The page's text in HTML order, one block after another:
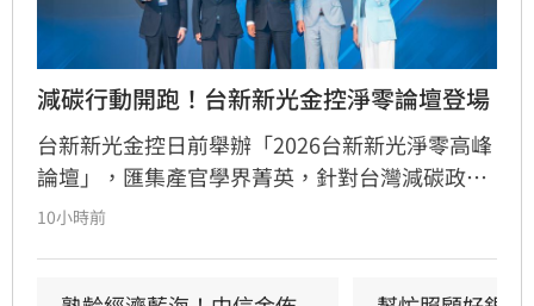
減碳行動開跑！台新新光金控淨零論壇登場
台新新光金控日前舉辦「2026台新新光淨零高峰
論壇」，匯集產官學界菁英，針對台灣減碳政
策、碳定價制度及企業轉型策略進行深度對話。
10小時前